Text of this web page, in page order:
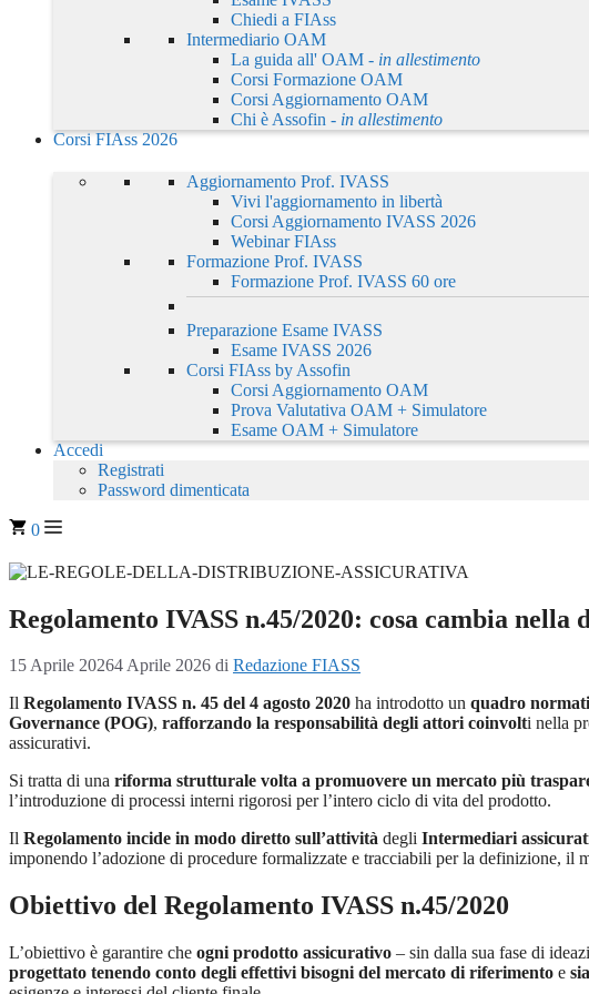
Chiedi a FIAss
Intermediario OAM
La guida all' OAM - in allestimento
Corsi Formazione OAM
Corsi Aggiornamento OAM
Chi è Assofin - in allestimento
Corsi FIAss 2026
Aggiornamento Prof. IVASS
Vivi l'aggiornamento in libertà
Corsi Aggiornamento IVASS 2026
Webinar FIAss
Formazione Prof. IVASS
Formazione Prof. IVASS 60 ore
Preparazione Esame IVASS
Esame IVASS 2026
Corsi FIAss by Assofin
Corsi Aggiornamento OAM
Prova Valutativa OAM + Simulatore
Esame OAM + Simulatore
Accedi
Registrati
Password dimenticata
0
Regolamento IVASS n.45/2020: cosa cambia
15 Aprile 20264 Aprile 2026 di Redazione FIASS
Il Regolamento IVASS n. 45 del 4 agosto 2020 ha introdotto un quadro
Governance (POG), rafforzando la responsabilità degli attori coinvolti nella
assicurativi.
Si tratta di una riforma strutturale volta a promuovere un mercato più
l’introduzione di processi interni rigorosi per l’intero ciclo di vita del prodotto.
Il Regolamento incide in modo diretto sull’attività degli Intermediari
imponendo l’adozione di procedure formalizzate e tracciabili per la definizione, il
Obiettivo del Regolamento IVASS n.45/2020
L’obiettivo è garantire che ogni prodotto assicurativo – sin dalla sua fase di
progettato tenendo conto degli effettivi bisogni del mercato di riferimento e